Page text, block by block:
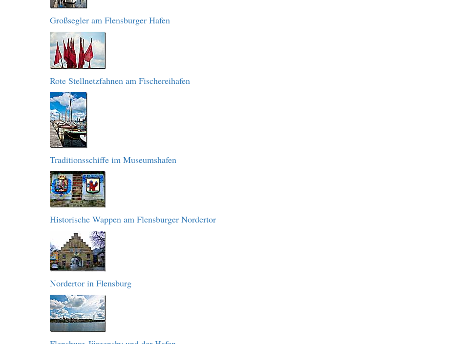
Großsegler am Flensburger Hafen
Rote Stellnetzfahnen am Fischereihafen
Traditionsschiffe im Museumshafen
Historische Wappen am Flensburger Nordertor
Nordertor in Flensburg